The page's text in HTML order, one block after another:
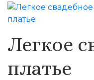
Легкое
платье